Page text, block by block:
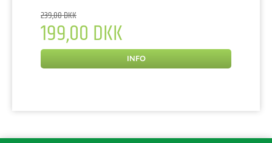
239,00 DKK
199,00 DKK
INFO